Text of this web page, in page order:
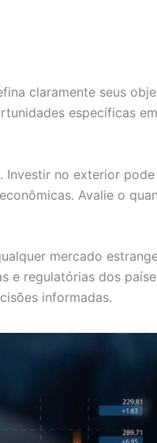
claramente seus
específicas
Investir no exterior
Avalie o
mercado
e regulatórias dos
informadas.